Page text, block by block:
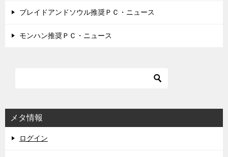
ブレイドアンドソウル推奨ＰＣ・ニュース
モンハン推奨ＰＣ・ニュース
メタ情報
ログイン